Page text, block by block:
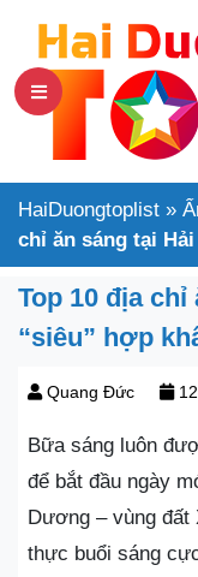
HaiDuongtoplist »
chỉ ăn sáng tại
Top 10 địa
“siêu” hợp
Quang Đức
Bữa sáng luôn
để bắt đầu ngày
Dương – vùng đất
thực buổi sáng